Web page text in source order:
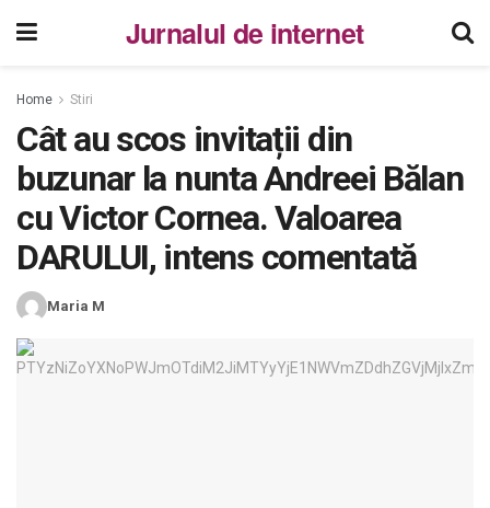
Jurnalul de internet
Home Stiri
Cât au scos invitații din
buzunar la nunta Andreei Bălan
cu Victor Cornea. Valoarea
DARULUI, intens comentată
Maria M